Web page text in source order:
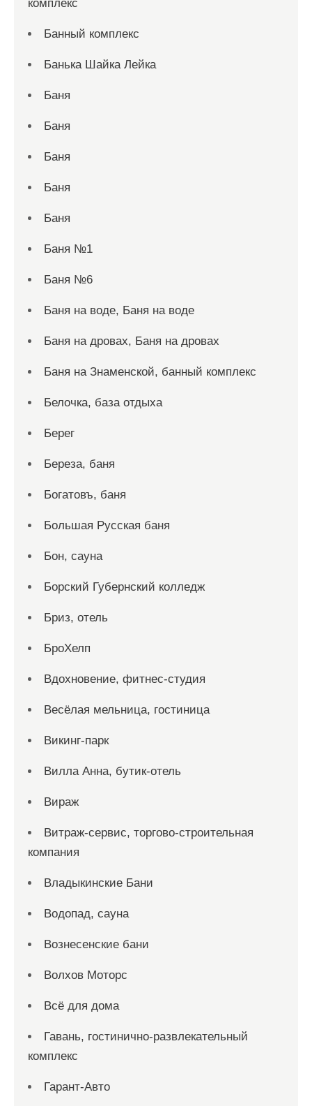
комплекс
Банный комплекс
Банька Шайка Лейка
Баня
Баня
Баня
Баня
Баня
Баня №1
Баня №6
Баня на воде, Баня на воде
Баня на дровах, Баня на дровах
Баня на Знаменской, банный комплекс
Белочка, база отдыха
Берег
Береза, баня
Богатовъ, баня
Большая Русская баня
Бон, сауна
Борский Губернский колледж
Бриз, отель
БроХелп
Вдохновение, фитнес-студия
Весёлая мельница, гостиница
Викинг-парк
Вилла Анна, бутик-отель
Вираж
Витраж-сервис, торгово-строительная
компания
Владыкинские Бани
Водопад, сауна
Вознесенские бани
Волхов Моторс
Всё для дома
Гавань, гостинично-развлекательный
комплекс
Гарант-Авто